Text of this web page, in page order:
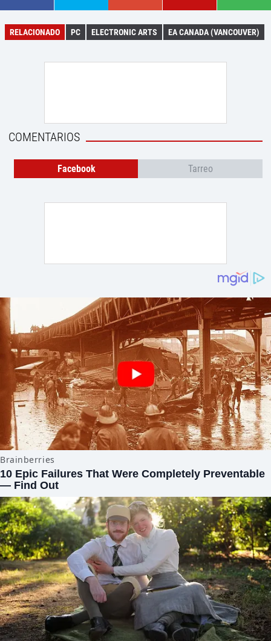
RELACIONADO PC ELECTRONIC ARTS EA CANADA (VANCOUVER)
COMENTARIOS
Facebook Tarreo